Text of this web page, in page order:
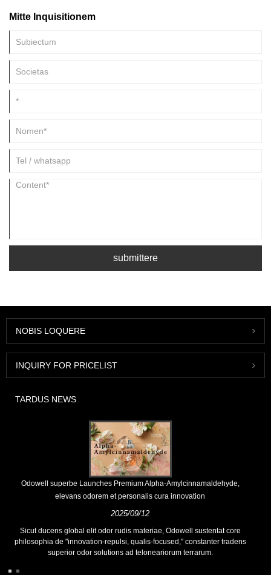
in Augusti 4 ad ager inspectionem et commutationem a August 4 ad 6.
Mitte Inquisitionem
submittere
NOBIS LOQUERE
INQUIRY FOR PRICELIST
TARDUS NEWS
Odowell superbe Launches Premium Alpha-Amylcinnamaldehyde,
elevans odorem et personalis cura innovation
2025/09/12
Sicut ducens global elit odor rudis materiae, Odowell sustentat core
philosophia de "innovation-repulsi, qualis-focused," constanter tradens
superior odor solutions ad teloneariorum terrarum.